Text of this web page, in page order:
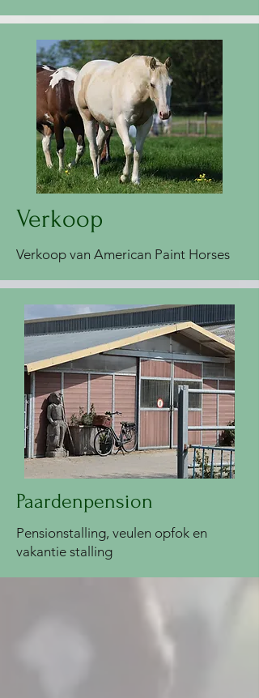
Verkoop
Verkoop van American Paint Horses
Paardenpension
Pensionstalling, veulen opfok en
vakantie stalling